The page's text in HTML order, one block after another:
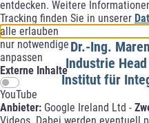
entdecken. Weitere
Tracking finden Sie in unserer
alle erlauben
nur notwendige
anpassen
Externe Inhalte
YouTube
Anbieter: Google Ireland Ltd -
Dr.-Ing.
Industrie
Institut für